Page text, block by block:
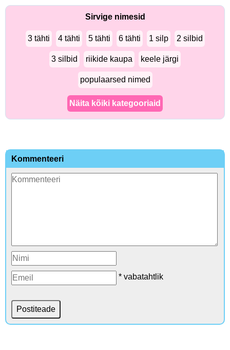
Sirvige nimesid
3 tähti 4 tähti 5 tähti 6 tähti 1 silp 2 silbid
3 silbid riikide kaupa keele järgi
populaarsed nimed
Näita kõiki kategooriaid
Kommenteeri
* vabatahtlik